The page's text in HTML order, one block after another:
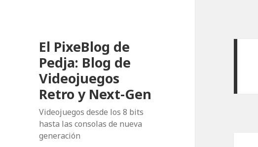
El PixeBlog de
Pedja: Blog de
Videojuegos
Retro y Next-Gen
Videojuegos desde los 8 bits
hasta las consolas de nueva
generación